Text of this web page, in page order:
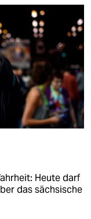
Heute darf
das sächsische